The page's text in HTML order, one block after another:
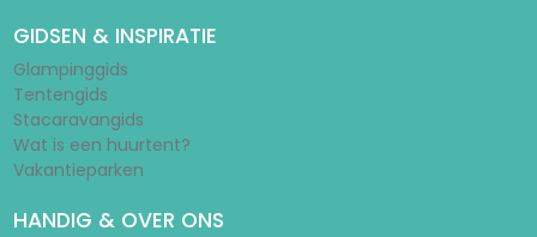
GIDSEN & INSPIRATIE
Glampinggids
Tentengids
Stacaravangids
Wat is een huurtent?
Vakantieparken
HANDIG & OVER ONS